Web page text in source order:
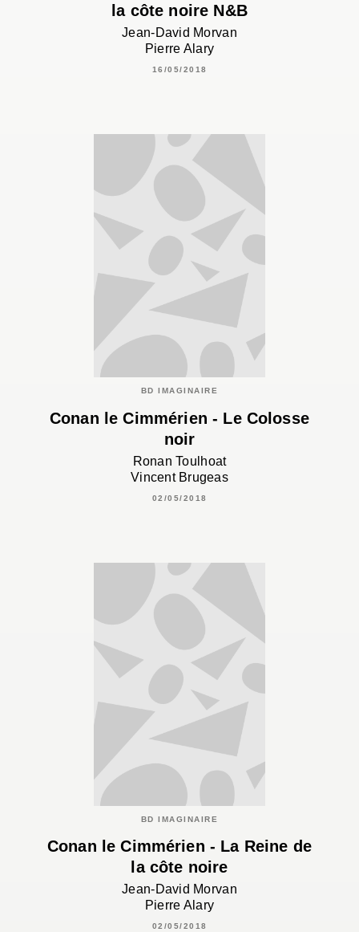
la côte noire N&B
Jean-David Morvan
Pierre Alary
16/05/2018
BD IMAGINAIRE
Conan le Cimmérien - Le Colosse
noir
Ronan Toulhoat
Vincent Brugeas
02/05/2018
BD IMAGINAIRE
Conan le Cimmérien - La Reine de
la côte noire
Jean-David Morvan
Pierre Alary
02/05/2018